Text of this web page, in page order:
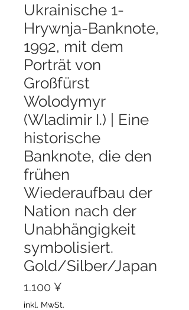
Ukrainische 1-
Hrywnja-Banknote,
1992, mit dem
Porträt von
Großfürst
Wolodymyr
(Wladimir I.) | Eine
historische
Banknote, die den
frühen
Wiederaufbau der
Nation nach der
Unabhängigkeit
symbolisiert.
Gold/Silber/Japan
1.100 ¥
inkl. MwSt.